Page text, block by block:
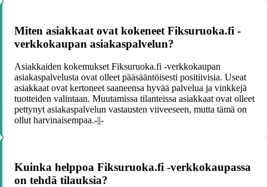
Miten asiakkaat ovat kokeneet Fiksuruoka.fi -
verkkokaupan asiakaspalvelun?
Asiakkaiden kokemukset Fiksuruoka.fi -verkkokaupan
asiakaspalvelusta ovat olleet pääsääntöisesti positiivisia. Useat
asiakkaat ovat kertoneet saaneensa hyvää palvelua ja vinkkejä
tuotteiden valintaan. Muutamissa tilanteissa asiakkaat ovat olleet
pettynyt asiakaspalvelun vastausten viiveeseen, mutta tämä on
ollut harvinaisempaa.-||-
Kuinka helppoa Fiksuruoka.fi -verkkokaupassa
on tehdä tilauksia?